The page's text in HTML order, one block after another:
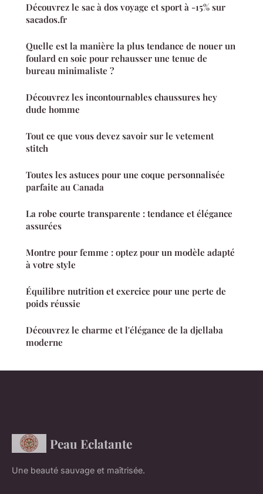
Découvrez le sac à dos voyage et sport à -15% sur
sacados.fr
Quelle est la manière la plus tendance de nouer un
foulard en soie pour rehausser une tenue de
bureau minimaliste ?
Découvrez les incontournables chaussures hey
dude homme
Tout ce que vous devez savoir sur le vetement
stitch
Toutes les astuces pour une coque personnalisée
parfaite au Canada
La robe courte transparente : tendance et élégance
assurées
Montre pour femme : optez pour un modèle adapté
à votre style
Équilibre nutrition et exercice pour une perte de
poids réussie
Découvrez le charme et l'élégance de la djellaba
moderne
Peau Eclatante
Une beauté sauvage et maîtrisée.